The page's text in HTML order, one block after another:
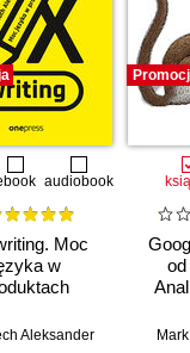
audiobook
Moc
w
Aleksander
od